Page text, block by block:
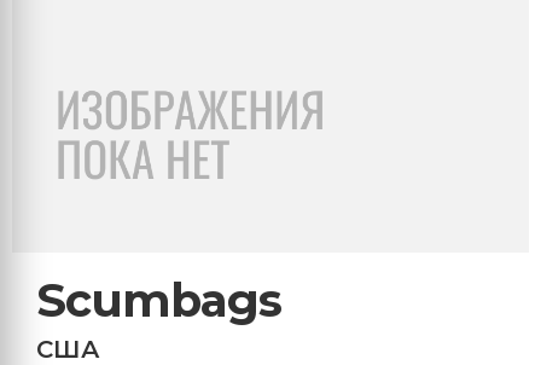
Scumbags
США